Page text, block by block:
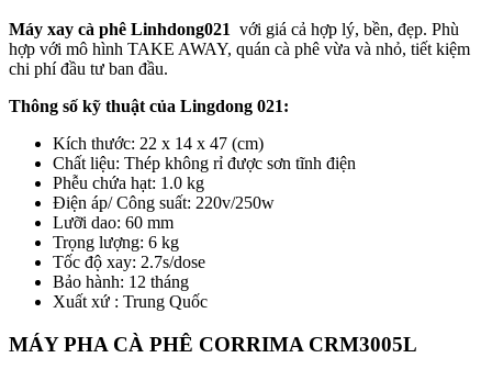
Máy xay cà phê Linhdong021 với giá cả hợp lý, bền, đẹp. Phù
hợp với mô hình TAKE AWAY, quán cà phê vừa và nhỏ, tiết kiệm
chi phí đầu tư ban đầu.
Thông số kỹ thuật của Lingdong 021:
Kích thước: 22 x 14 x 47 (cm)
Chất liệu: Thép không rỉ được sơn tĩnh điện
Phễu chứa hạt: 1.0 kg
Điện áp/ Công suất: 220v/250w
Lưỡi dao: 60 mm
Trọng lượng: 6 kg
Tốc độ xay: 2.7s/dose
Bảo hành: 12 tháng
Xuất xứ : Trung Quốc
MÁY PHA CÀ PHÊ CORRIMA CRM3005L